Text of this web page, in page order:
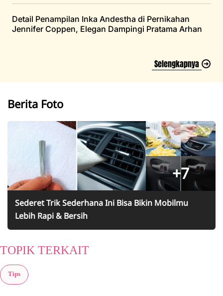
Detail Penampilan Inka Andestha di Pernikahan
Jennifer Coppen, Elegan Dampingi Pratama Arhan
Selengkapnya
Berita Foto
+7
Sederet Trik Sederhana Ini Bisa Bikin Mobilmu
Lebih Rapi & Bersih
TOPIK TERKAIT
Tips